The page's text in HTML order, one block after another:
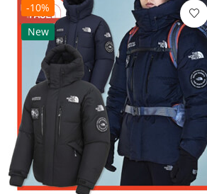
-10%
New